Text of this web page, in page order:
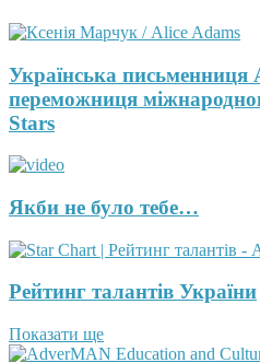
Українська письменниця
переможниця
Stars
Якби не було тебе…
Рейтинг талантів України
Показати ще